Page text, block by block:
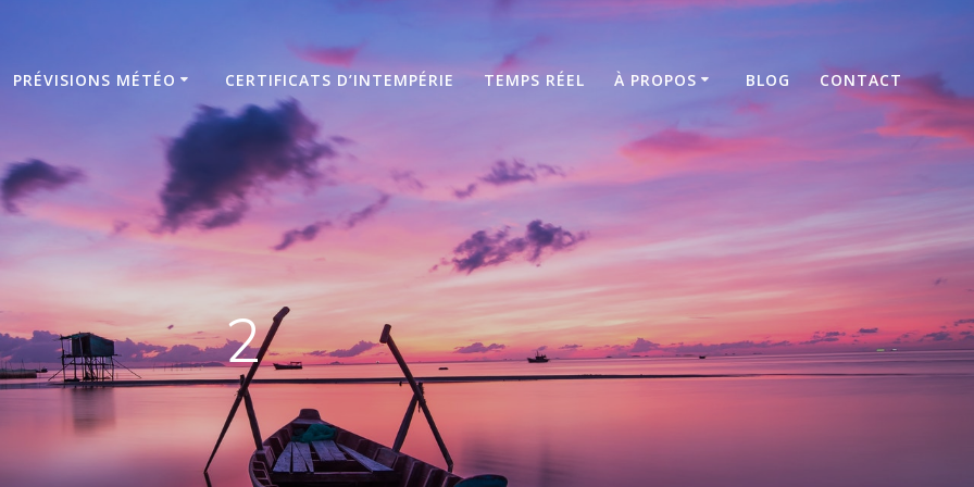
PRÉVISIONS MÉTÉO CERTIFICATS D’INTEMPÉRIE TEMPS RÉEL À PROPOS BLOG CONTACT
2